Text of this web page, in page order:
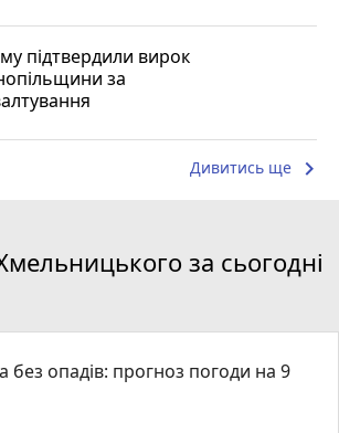
підтвердили вирок
за
Дивитись ще keyboard_arrow_right
за сьогодні
без опадів: прогноз погоди на 9